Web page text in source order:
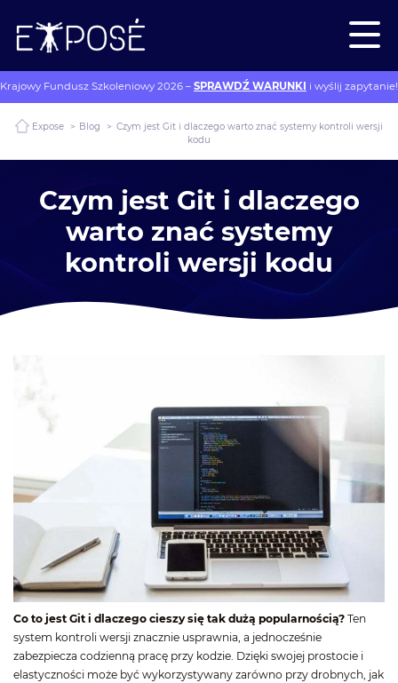
Krajowy Fundusz Szkoleniowy 2026 – SPRAWDŹ WARUNKI i wyślij zapytanie!
Expose > Blog > Czym jest Git i dlaczego warto znać systemy kontroli wersji
kodu
Czym jest Git i dlaczego
warto znać systemy
kontroli wersji kodu
Co to jest Git i dlaczego cieszy się tak dużą popularnością? Ten
system kontroli wersji znacznie usprawnia, a jednocześnie
zabezpiecza codzienną pracę przy kodzie. Dzięki swojej prostocie i
elastyczności może być wykorzystywany zarówno przy drobnych, jak